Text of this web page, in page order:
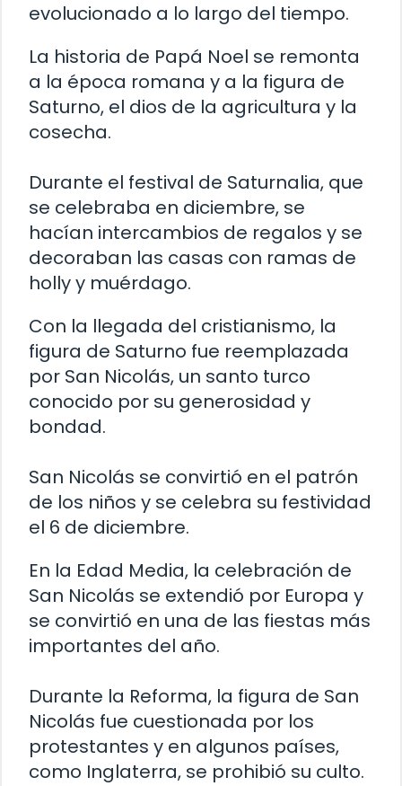
evolucionado a lo largo del tiempo.
La historia de Papá Noel se remonta
a la época romana y a la figura de
Saturno, el dios de la agricultura y la
cosecha.
Durante el festival de Saturnalia, que
se celebraba en diciembre, se
hacían intercambios de regalos y se
decoraban las casas con ramas de
holly y muérdago.
Con la llegada del cristianismo, la
figura de Saturno fue reemplazada
por San Nicolás, un santo turco
conocido por su generosidad y
bondad.
San Nicolás se convirtió en el patrón
de los niños y se celebra su festividad
el 6 de diciembre.
En la Edad Media, la celebración de
San Nicolás se extendió por Europa y
se convirtió en una de las fiestas más
importantes del año.
Durante la Reforma, la figura de San
Nicolás fue cuestionada por los
protestantes y en algunos países,
como Inglaterra, se prohibió su culto.